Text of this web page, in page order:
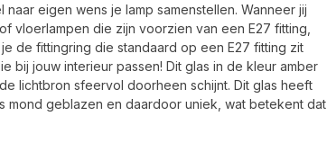
eigen wens je lamp samenstellen. Wanneer jij
vloerlampen die zijn voorzien van een E27 fitting,
de fittingring die standaard op een E27 fitting zit
bij jouw interieur passen! Dit glas in de kleur amber
lichtbron sfeervol doorheen schijnt. Dit glas heeft
mond geblazen en daardoor uniek, wat betekent dat